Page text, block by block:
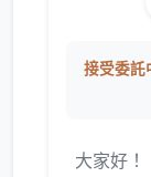
接受委託
大家好！